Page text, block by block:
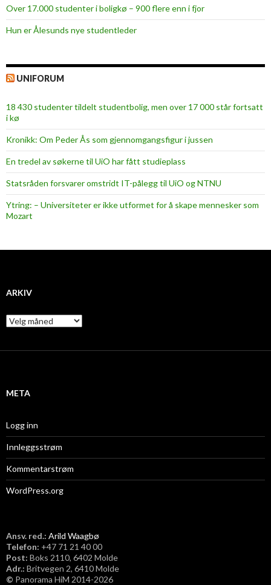
Over 17.000 studenter i boligkø – 900 flere enn i fjor
Hun er Ålesunds nye studentleder
UNIFORUM
18 430 studenter tildelt studentbolig, men over 17 000 står fortsatt
i kø
Kronikk: Om Peder Ås som gjennomgangsfigur i jussen
En tredel av søkerne til UiO har fått studieplass
Statsråden forsvarer omstridt IT-pålegg til UiO og NTNU
Ytring: – Universiteter er ikke utformet for å skape mennesker som
Mozart
ARKIV
A
r
i
META
Logg inn
Innleggsstrøm
Kommentarstrøm
WordPress.org
Ansv. red.: Arild Waagbø
Telefon: ​+47 71 21 40 00
Post: Boks 2110, 6402 Molde
Adr.: Britvegen 2, 6410 Molde
© Panorama HiM 2014-2026